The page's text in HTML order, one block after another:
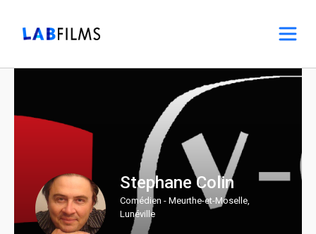
Stephane Colin
Comédien - Meurthe-et-Moselle,
Lunéville